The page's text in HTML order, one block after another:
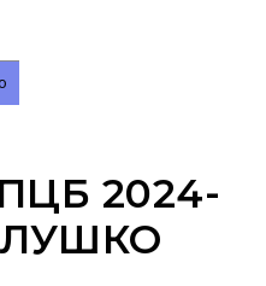
2024-